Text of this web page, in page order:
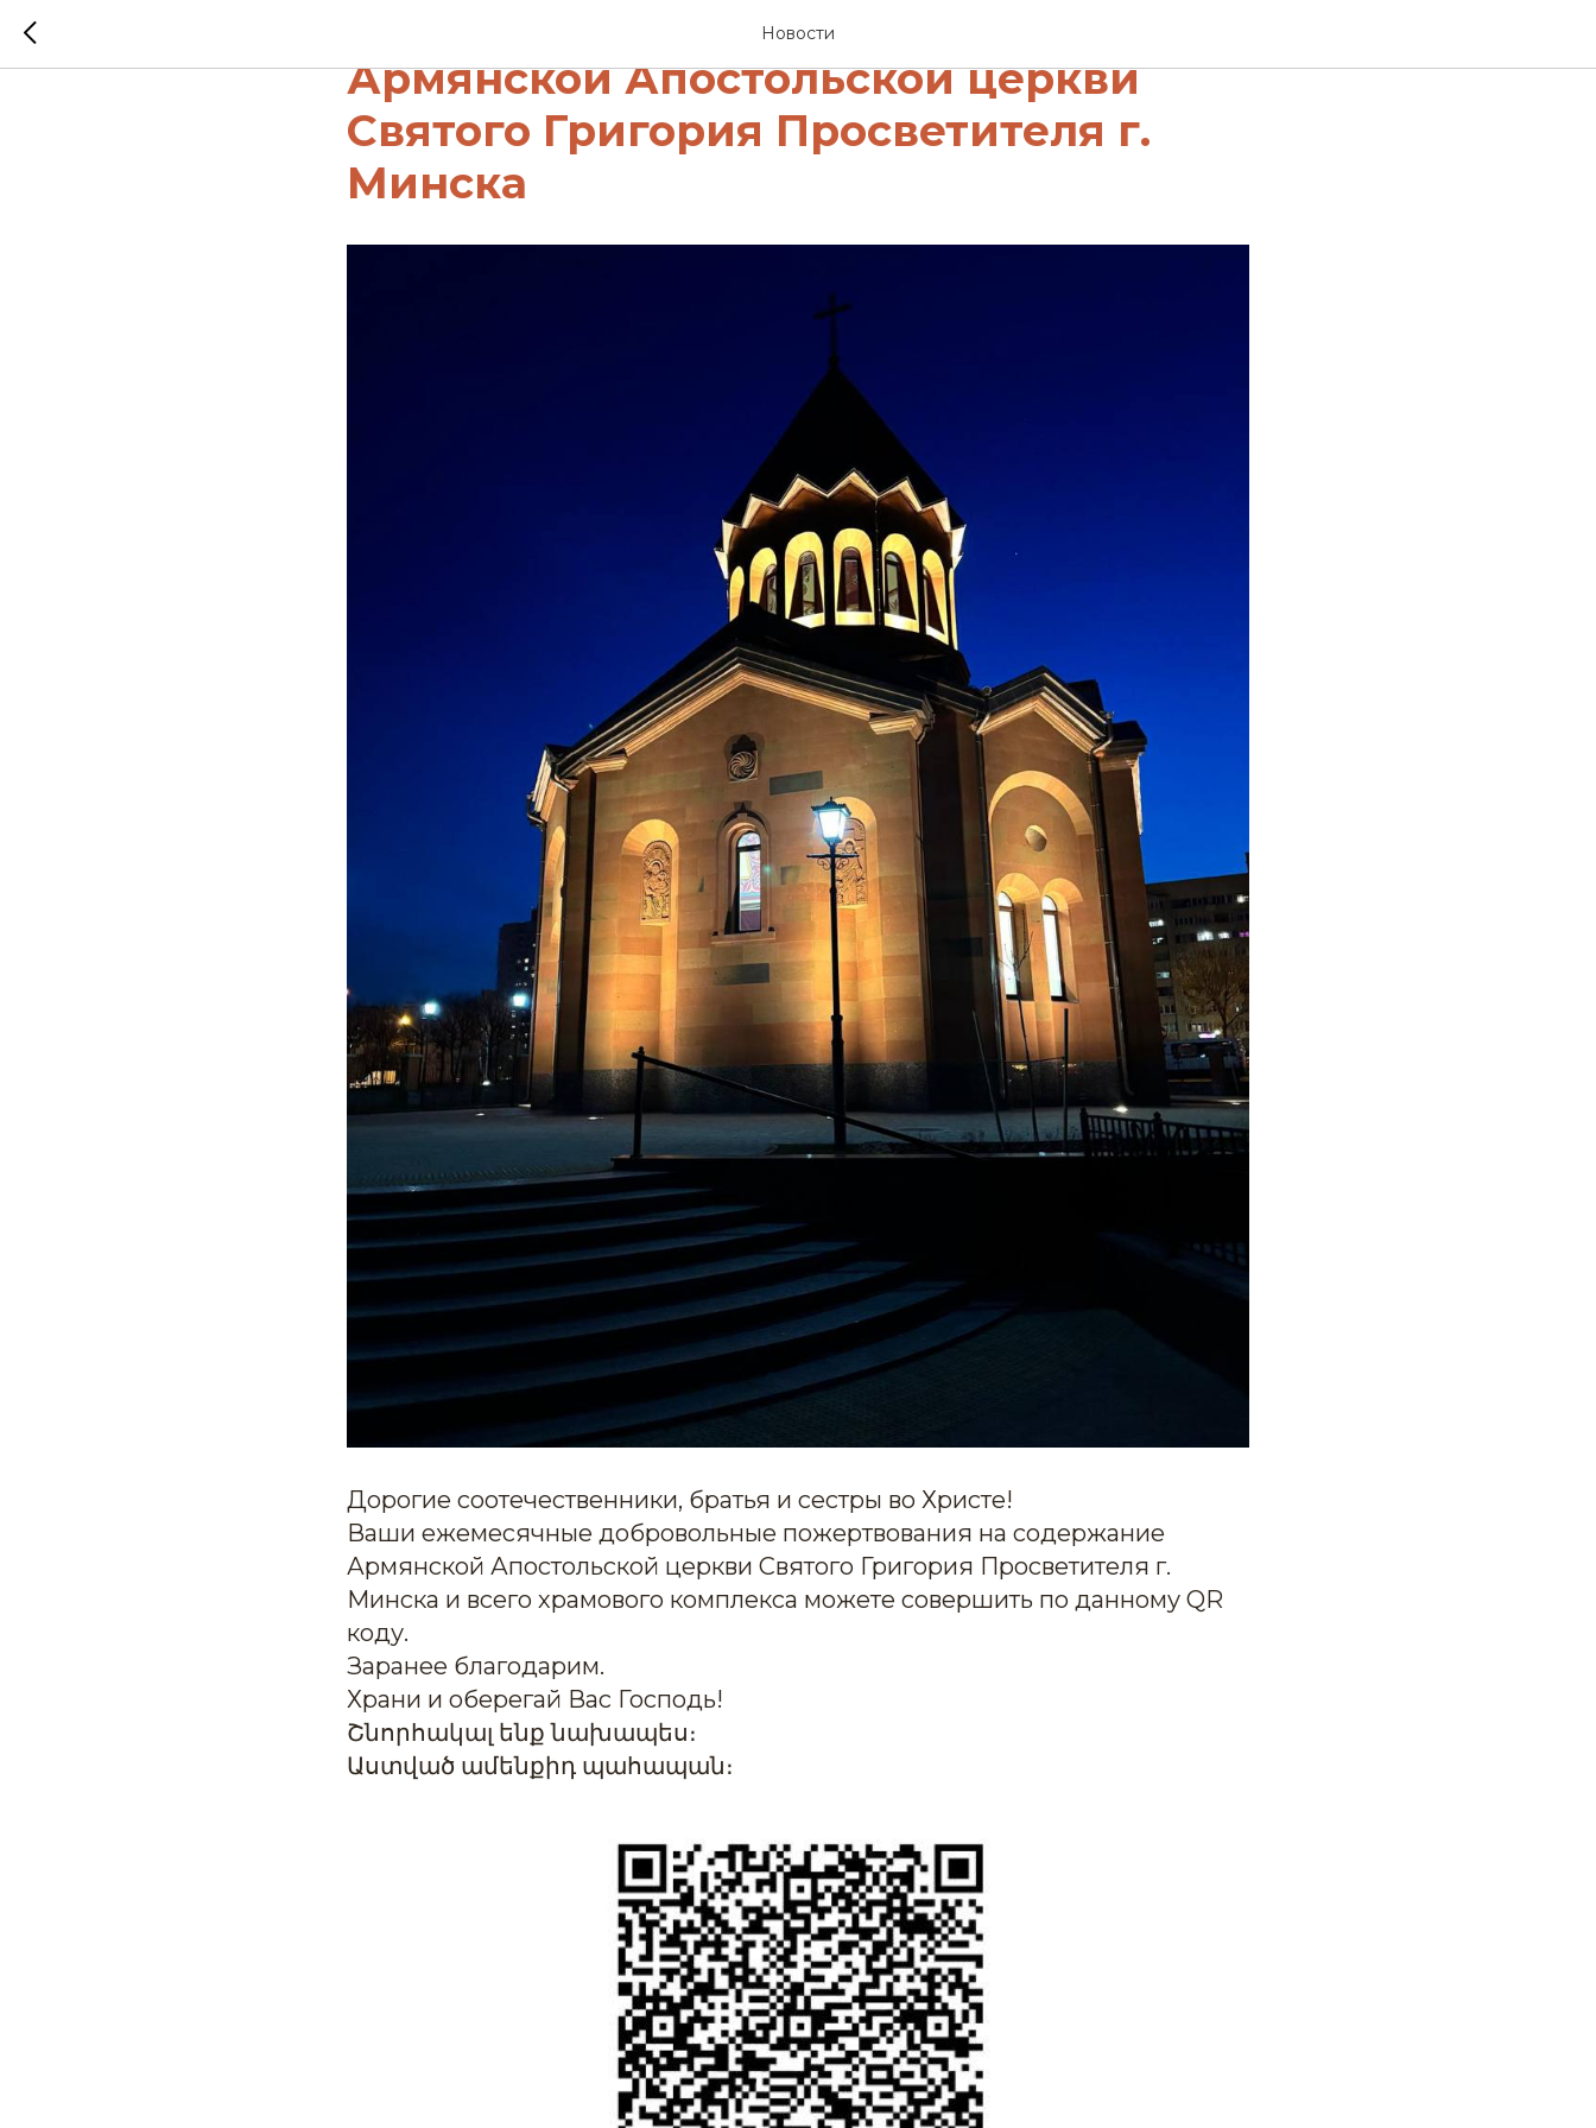
Новости
Пожертвования на содержание
Армянской Апостольской церкви
Святого Григория Просветителя г.
Минска
Дорогие соотечественники, братья и сестры во Христе!
Ваши ежемесячные добровольные пожертвования на содержание
Армянской Апостольской церкви Святого Григория Просветителя г.
Минска и всего храмового комплекса можете совершить по данному QR
коду.
Заранее благодарим.
Храни и оберегай Вас Господь!
Շնորհակալ ենք նախապես։
Աստված ամենքիդ պահապան։